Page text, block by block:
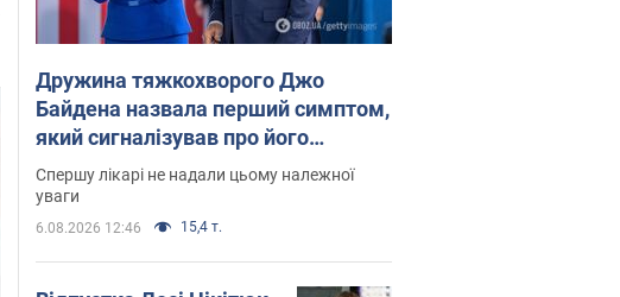
Дружина тяжкохворого Джо
Байдена назвала перший симптом,
який сигналізував про його
"агресивний" рак
Спершу лікарі не надали цьому належної
уваги
6.08.2026 12:46 15,4 т.